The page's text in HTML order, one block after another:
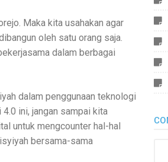
Maka kita usahakan agar
oleh satu orang saja.
dalam berbagai
dalam penggunaan teknologi
ini, jangan sampai kita
untuk mengcounter hal-hal
bersama-sama